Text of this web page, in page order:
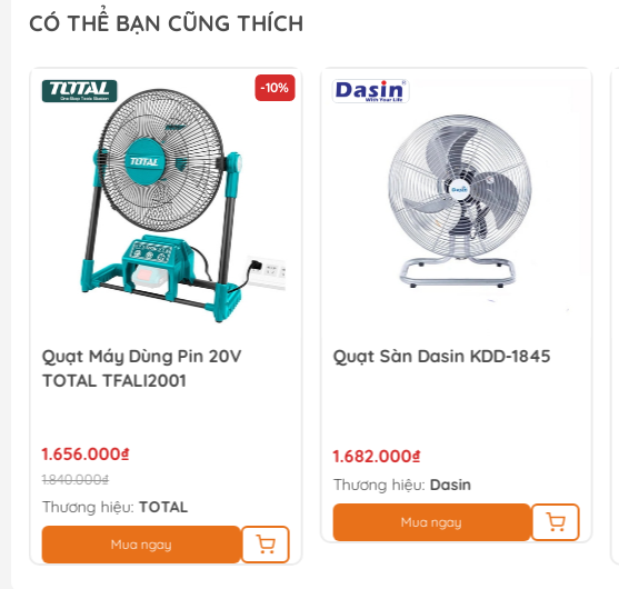
CÓ THỂ BẠN CŨNG THÍCH
-10%
Quạt Máy Dùng Pin 20V
TOTAL TFALI2001
1.656.000₫
1.840.000₫
Thương hiệu: TOTAL
Mua ngay
Quạt Sàn Dasin KDD-1845
1.682.000₫
Thương hiệu: Dasin
Mua ngay